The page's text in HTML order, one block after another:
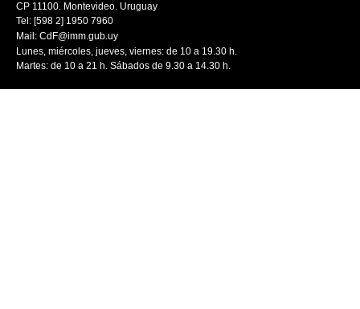
CP 11100. Montevideo. Uruguay
Tel: [598 2] 1950 7960
Mail: CdF@imm.gub.uy
Lunes, miércoles, jueves, viernes: de 10 a 19.30 h.
Martes: de 10 a 21 h. Sábados de 9.30 a 14.30 h.